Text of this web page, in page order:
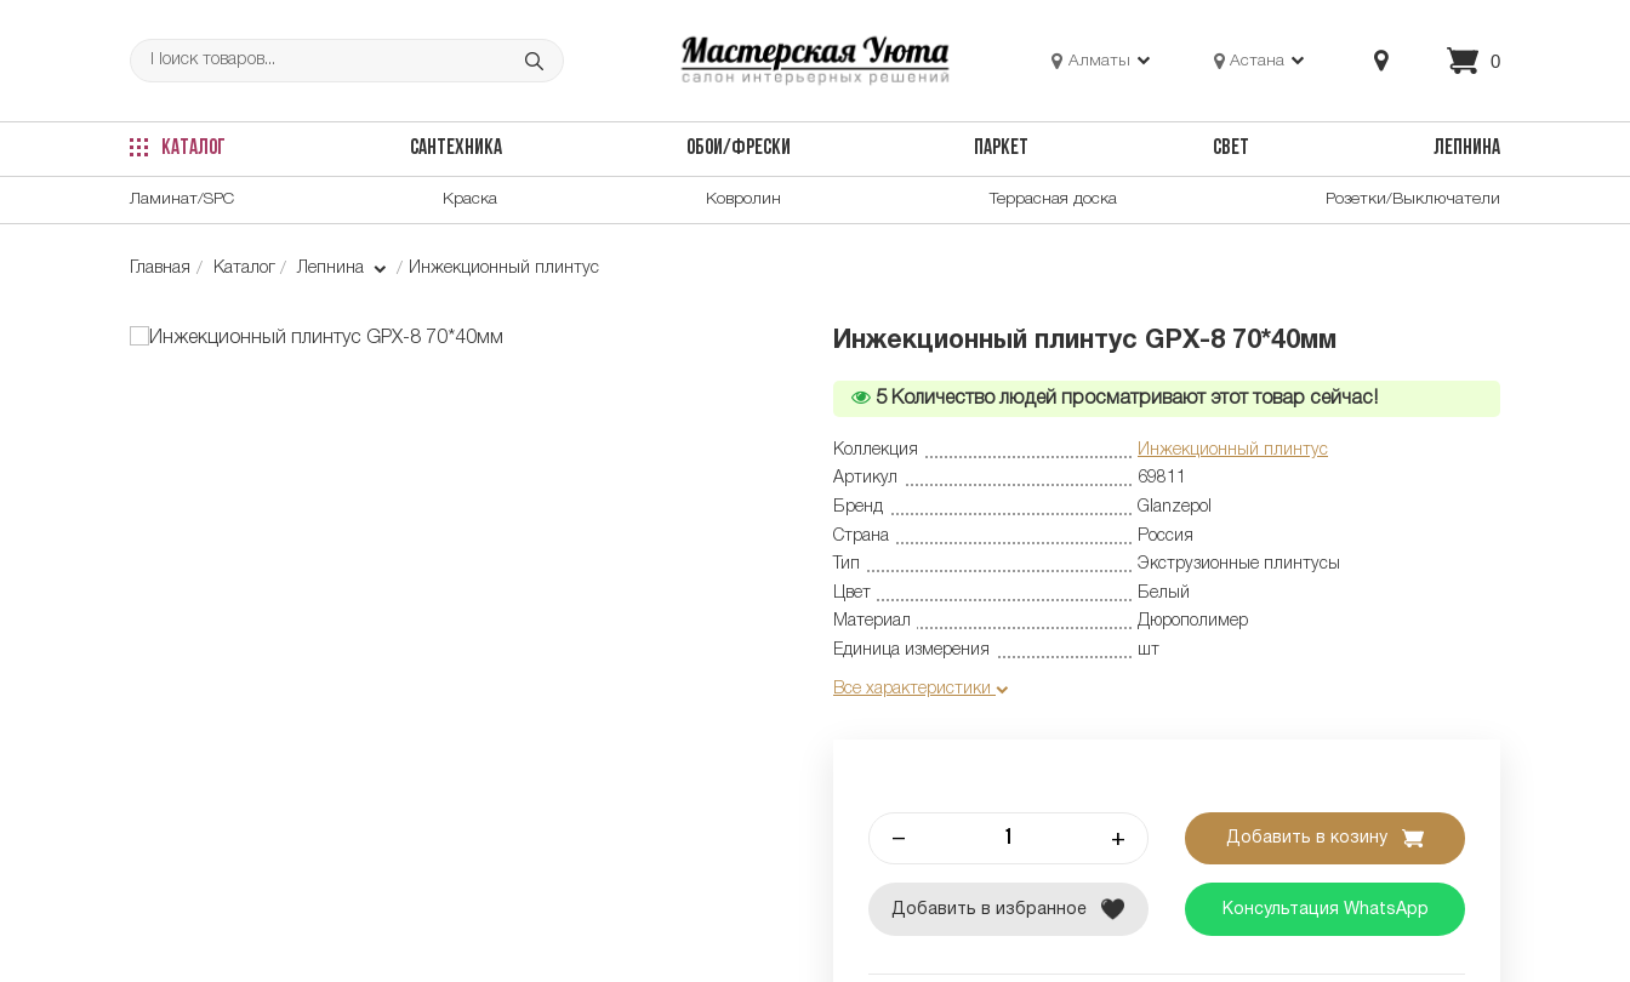
Алматы Астана 0
КАТАЛОГ САНТЕХНИКА ОБОИ/ФРЕСКИ ПАРКЕТ СВЕТ ЛЕПНИНА
Ламинат/SPC Краска Ковролин Террасная доска Розетки/Выключатели
Главная Каталог Лепнина Инжекционный плинтус
Инжекционный плинтус GPX-8 70*40мм
5Количество людей просматривают этот товар сейчас!
Коллекция
Инжекционный плинтус
Артикул
69811
Бренд
Glanzepol
Страна
Россия
Тип
Экструзионные плинтусы
Цвет
Белый
Материал
Дюрополимер
Единица измерения
шт
Все характеристики
– + Добавить в козину
Добавить в избранное Консультация WhatsApp